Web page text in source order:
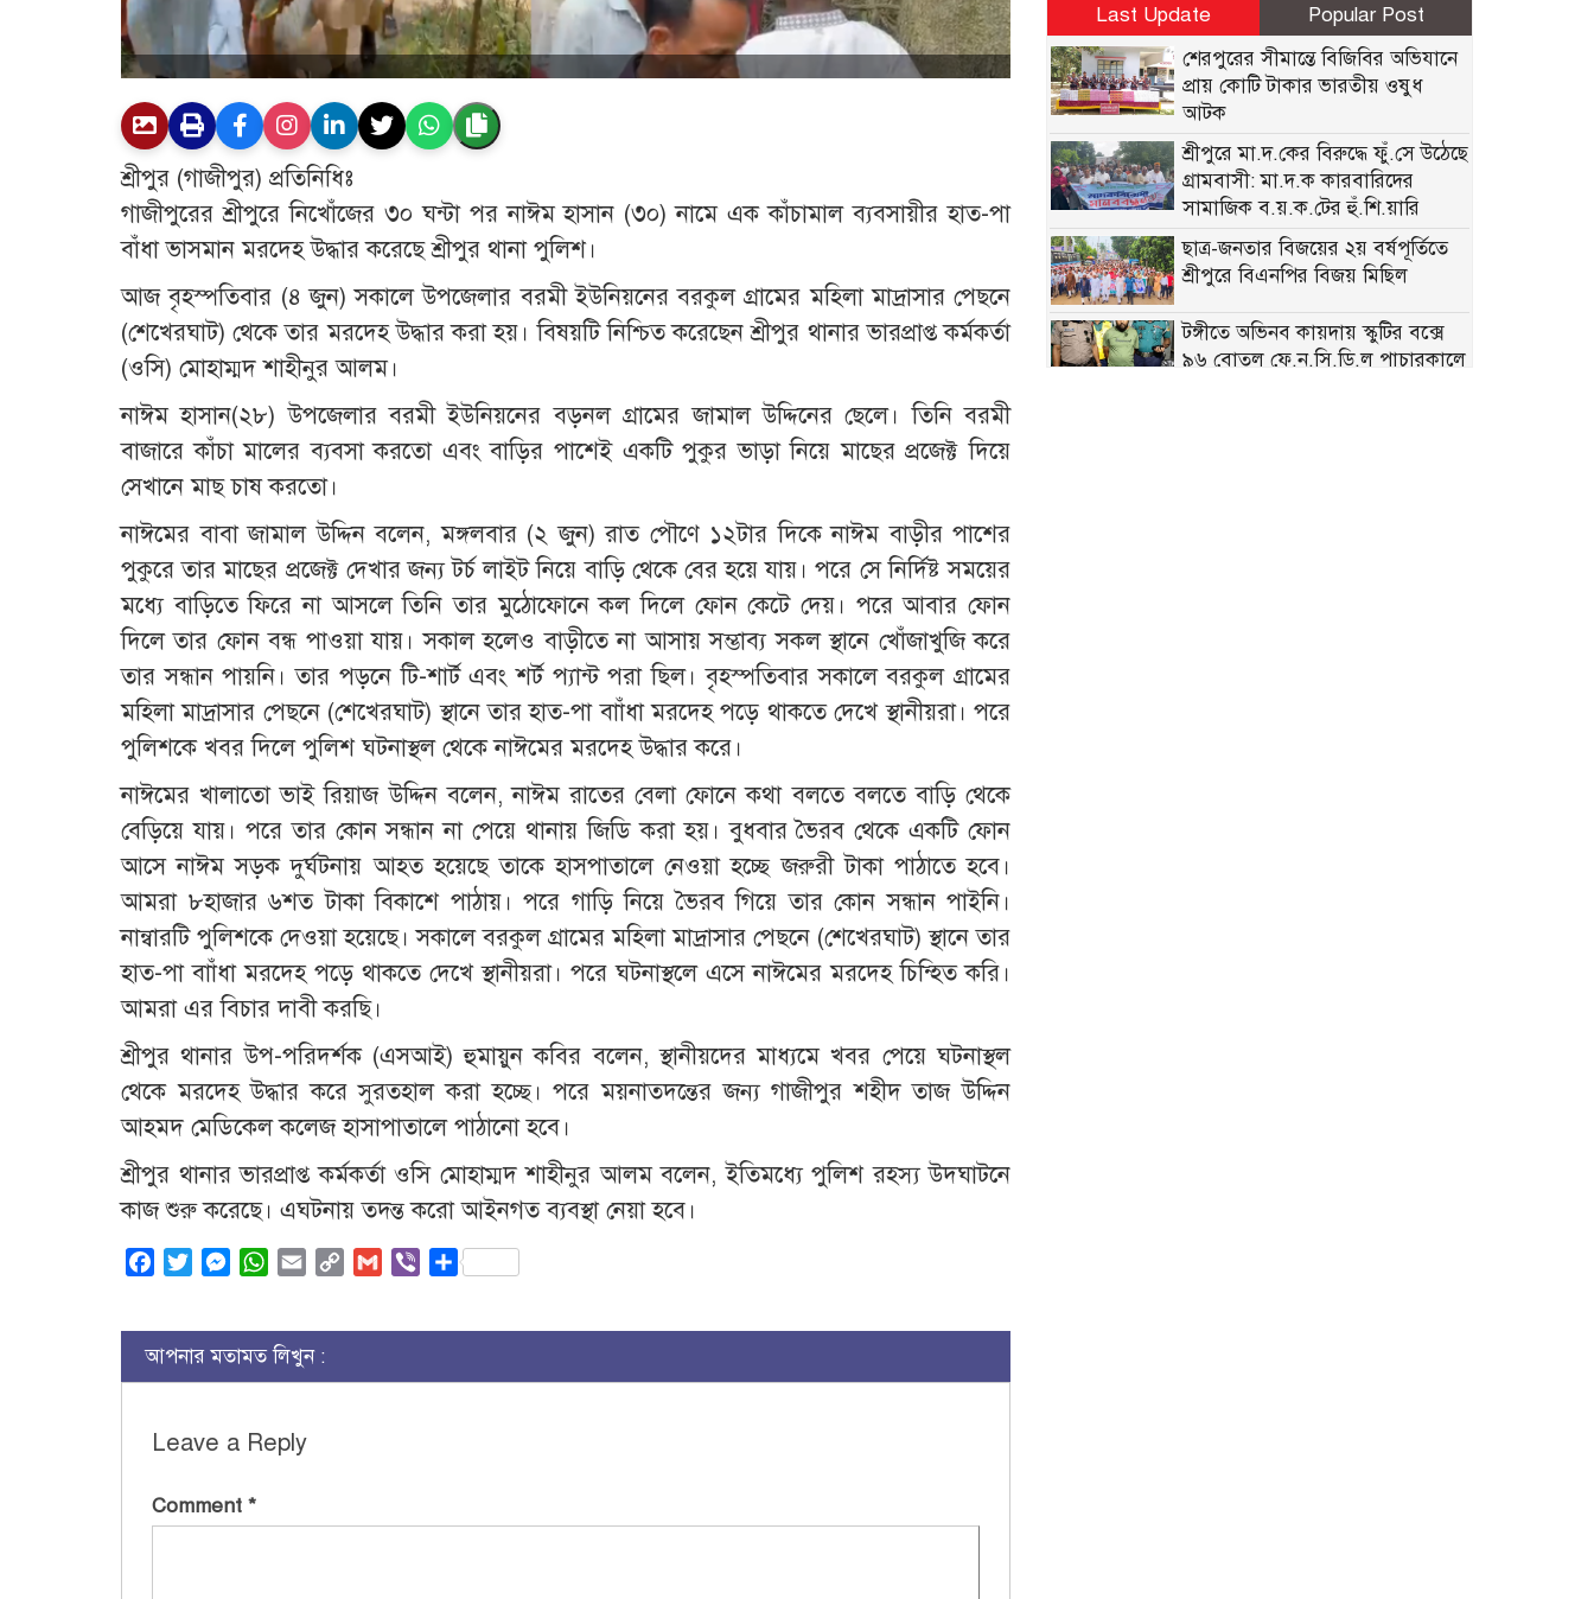
শ্রীপুর (গাজীপুর) প্রতিনিধিঃ
গাজীপুরের শ্রীপুরে নিখোঁজের ৩০ ঘন্টা পর নাঈম হাসান (৩০) নামে এক কাঁচামাল ব্যবসায়ীর হাত-পা
বাঁধা ভাসমান মরদেহ উদ্ধার করেছে শ্রীপুর থানা পুলিশ।
আজ বৃহস্পতিবার (৪ জুন) সকালে উপজেলার বরমী ইউনিয়নের বরকুল গ্রামের মহিলা মাদ্রাসার পেছনে
(শেখেরঘাট) থেকে তার মরদেহ উদ্ধার করা হয়। বিষয়টি নিশ্চিত করেছেন শ্রীপুর থানার ভারপ্রাপ্ত কর্মকর্তা
(ওসি) মোহাম্মদ শাহীনুর আলম।
নাঈম হাসান(২৮) উপজেলার বরমী ইউনিয়নের বড়নল গ্রামের জামাল উদ্দিনের ছেলে। তিনি বরমী
বাজারে কাঁচা মালের ব্যবসা করতো এবং বাড়ির পাশেই একটি পুকুর ভাড়া নিয়ে মাছের প্রজেক্ট দিয়ে
সেখানে মাছ চাষ করতো।
নাঈমের বাবা জামাল উদ্দিন বলেন, মঙ্গলবার (২ জুন) রাত পৌণে ১২টার দিকে নাঈম বাড়ীর পাশের
পুকুরে তার মাছের প্রজেক্ট দেখার জন্য টর্চ লাইট নিয়ে বাড়ি থেকে বের হয়ে যায়। পরে সে নির্দিষ্ট সময়ের
মধ্যে বাড়িতে ফিরে না আসলে তিনি তার মুঠোফোনে কল দিলে ফোন কেটে দেয়। পরে আবার ফোন
দিলে তার ফোন বন্ধ পাওয়া যায়। সকাল হলেও বাড়ীতে না আসায় সম্ভাব্য সকল স্থানে খোঁজাখুজি করে
তার সন্ধান পায়নি। তার পড়নে টি-শার্ট এবং শর্ট প্যান্ট পরা ছিল। বৃহস্পতিবার সকালে বরকুল গ্রামের
মহিলা মাদ্রাসার পেছনে (শেখেরঘাট) স্থানে তার হাত-পা বাাঁধা মরদেহ পড়ে থাকতে দেখে স্থানীয়রা। পরে
পুলিশকে খবর দিলে পুলিশ ঘটনাস্থল থেকে নাঈমের মরদেহ উদ্ধার করে।
নাঈমের খালাতো ভাই রিয়াজ উদ্দিন বলেন, নাঈম রাতের বেলা ফোনে কথা বলতে বলতে বাড়ি থেকে
বেড়িয়ে যায়। পরে তার কোন সন্ধান না পেয়ে থানায় জিডি করা হয়। বুধবার ভৈরব থেকে একটি ফোন
আসে নাঈম সড়ক দুর্ঘটনায় আহত হয়েছে তাকে হাসপাতালে নেওয়া হচ্ছে জরুরী টাকা পাঠাতে হবে।
আমরা ৮হাজার ৬শত টাকা বিকাশে পাঠায়। পরে গাড়ি নিয়ে ভৈরব গিয়ে তার কোন সন্ধান পাইনি।
নান্বারটি পুলিশকে দেওয়া হয়েছে। সকালে বরকুল গ্রামের মহিলা মাদ্রাসার পেছনে (শেখেরঘাট) স্থানে তার
হাত-পা বাাঁধা মরদেহ পড়ে থাকতে দেখে স্থানীয়রা। পরে ঘটনাস্থলে এসে নাঈমের মরদেহ চিন্হিত করি।
আমরা এর বিচার দাবী করছি।
শ্রীপুর থানার উপ-পরিদর্শক (এসআই) হুমায়ুন কবির বলেন, স্থানীয়দের মাধ্যমে খবর পেয়ে ঘটনাস্থল
থেকে মরদেহ উদ্ধার করে সুরতহাল করা হচ্ছে। পরে ময়নাতদন্তের জন্য গাজীপুর শহীদ তাজ উদ্দিন
আহমদ মেডিকেল কলেজ হাসাপাতালে পাঠানো হবে।
শ্রীপুর থানার ভারপ্রাপ্ত কর্মকর্তা ওসি মোহাম্মদ শাহীনুর আলম বলেন, ইতিমধ্যে পুলিশ রহস্য উদঘাটনে
কাজ শুরু করেছে। এঘটনায় তদন্ত করো আইনগত ব্যবস্থা নেয়া হবে।
FacebookTwitterMessenger
WhatsApp
Email
Copy
Gmail ViberShare
আপনার মতামত লিখুন :
Leave a Reply
Comment *
Last Update
Popular Post
শেরপুরের সীমান্তে বিজিবির অভিযানে
প্রায় কোটি টাকার ভারতীয় ওষুধ
আটক
শ্রীপুরে মা.দ.কের বিরুদ্ধে ফুঁ.সে উঠেছে
গ্রামবাসী: মা.দ.ক কারবারিদের
সামাজিক ব.য়.ক.টের হুঁ.শি.য়ারি
ছাত্র-জনতার বিজয়ের ২য় বর্ষপূর্তিতে
শ্রীপুরে বিএনপির বিজয় মিছিল
টঙ্গীতে অভিনব কায়দায় স্কুটির বক্সে
৯৬ বোতল ফে.ন.সি.ডি.ল পাচারকালে